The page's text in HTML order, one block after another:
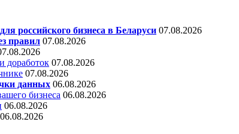
российского бизнеса в Беларуси 07.08.2026
правил 07.08.2026
доработок 07.08.2026
07.08.2026
данных 06.08.2026
бизнеса 06.08.2026
06.08.2026
06.08.2026